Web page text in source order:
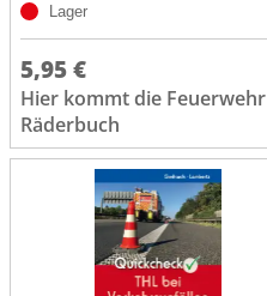
Lager
5,95 €
Hier kommt die Feuerwehr
Räderbuch